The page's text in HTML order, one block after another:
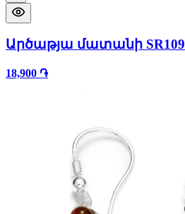
Արծաթյա մատանի SR109
18,900 ֏